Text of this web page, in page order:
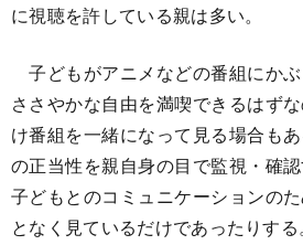
に視聴を許している親は多い。
子どもがアニメなどの番組にか
ささやかな自由を満喫できるはず
け番組を一緒になって見る場合も
の正当性を親自身の目で監視・確認
子どもとのコミュニケーションの
となく見ているだけであったりする。